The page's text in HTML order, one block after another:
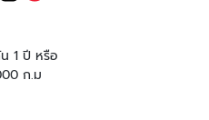
1 ปี หรือ
ก.ม